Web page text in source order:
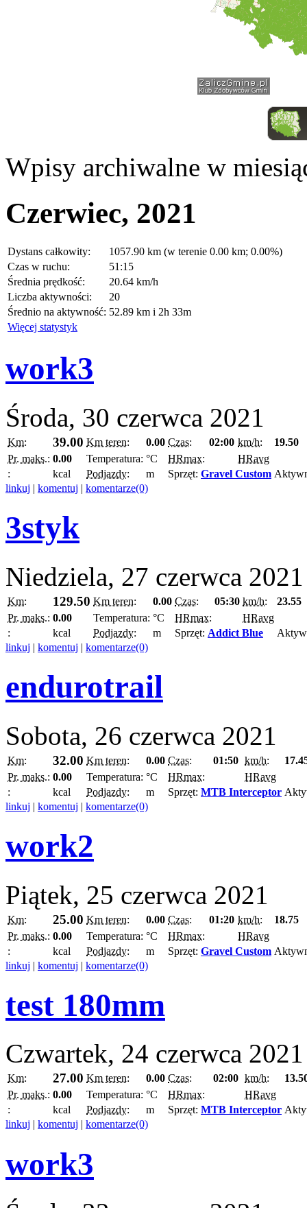
Wpisy archiwalne w
Czerwiec, 2021
Dystans całkowity:
1057.90 km (w terenie 0.00 km; 0.00%)
Czas w ruchu:
51:15
Średnia prędkość:
20.64 km/h
Liczba aktywności:
20
Średnio na aktywność: 52.89 km i 2h 33m
Więcej statystyk
work3
Środa, 30 czerwca 2021
Km: 39.00 Km teren: 0.00 Czas: 02:00 km/h:
19.50
Pr. maks.: 0.00 Temperatura: °C HRmax:
HRavg
:
kcal Podjazdy: m Sprzęt: Gravel Custom
linkuj | komentuj | komentarze(0)
3styk
Niedziela, 27 czerwca 2021
Km: 129.50 Km teren: 0.00 Czas: 05:30 km/h:
23.55
Pr. maks.: 0.00 Temperatura: °C HRmax:
HRavg
:
kcal Podjazdy: m Sprzęt: Addict Blue
linkuj | komentuj | komentarze(0)
endurotrail
Sobota, 26 czerwca 2021
Km: 32.00 Km teren: 0.00 Czas: 01:50 km/h:
Pr. maks.: 0.00 Temperatura: °C HRmax:
HRavg
:
kcal Podjazdy: m Sprzęt: MTB Interceptor
linkuj | komentuj | komentarze(0)
work2
Piątek, 25 czerwca 2021
Km: 25.00 Km teren: 0.00 Czas: 01:20 km/h:
18.75
Pr. maks.: 0.00 Temperatura: °C HRmax:
HRavg
:
kcal Podjazdy: m Sprzęt: Gravel Custom
linkuj | komentuj | komentarze(0)
test 180mm
Czwartek, 24 czerwca 2021
Km: 27.00 Km teren: 0.00 Czas: 02:00 km/h:
Pr. maks.: 0.00 Temperatura: °C HRmax:
HRavg
:
kcal Podjazdy: m Sprzęt: MTB Interceptor
linkuj | komentuj | komentarze(0)
work3